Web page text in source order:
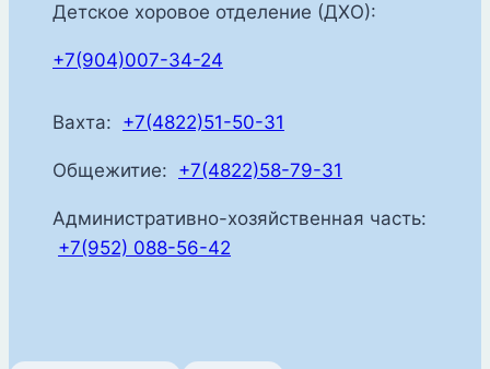
Детское хоровое отделение (ДХО):
+7(904)007-34-24
Вахта: +7(4822)51-50-31
Общежитие: +7(4822)58-79-31
Административно-хозяйственная часть:
+7(952) 088-56-42